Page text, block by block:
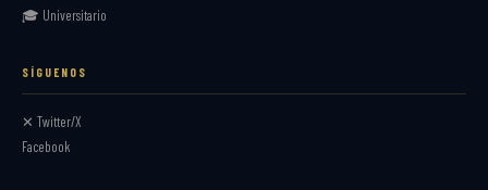
🎓 Universitario
SÍGUENOS
✕ Twitter/X
Facebook